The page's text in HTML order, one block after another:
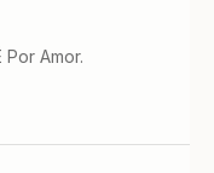
Amor.